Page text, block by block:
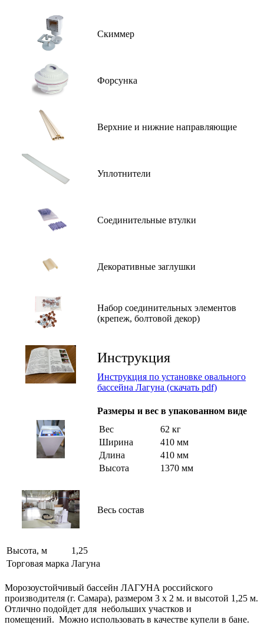
Скиммер
Форсунка
Верхние и нижние направляющие
Уплотнители
Соединительные втулки
Декоративные заглушки
Набор соединительных элементов
(крепеж, болтовой декор)
Инструкция
Инструкция по установке овального
бассейна Лагуна (скачать pdf)
Размеры и вес в упакованном виде
Вес
62 кг
Ширина
410 мм
Длина
410 мм
Высота
1370 мм
Весь состав
Высота, м
1,25
Торговая марка Лагуна
Морозоустойчивый бассейн ЛАГУНА российского
производителя (г. Самара), размером 3 х 2 м. и высотой 1,25 м.
Отлично подойдет для небольших участков и
помещений. Можно использовать в качестве купели в бане.